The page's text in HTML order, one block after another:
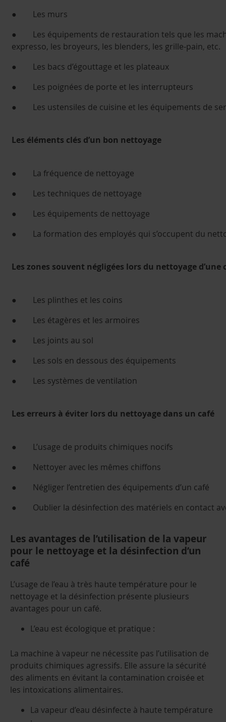
● Les murs
● Les équipements de restauration tels que les
expresso, les broyeurs, les blenders, les grille-pain, etc.
● Les bacs d’égouttage et les plateaux
● Les poignées de porte et les interrupteurs
● Les ustensiles de cuisine et les équipements de
Les éléments clés d’un bon nettoyage
● La fréquence de nettoyage
● Les techniques de nettoyage
● Les équipements de nettoyage
● La formation des employés qui s’occupent du
Les zones souvent négligées lors du nettoyage d’une
● Les plinthes et les coins
● Les étagères et les armoires
● Les joints au sol
● Les sols en dessous des équipements
● Les systèmes de ventilation
Les erreurs à éviter lors du nettoyage dans un café
● L’usage de produits chimiques nocifs
● Nettoyer avec les mêmes chiffons
● Négliger l’entretien des équipements d’un café
● Oublier la désinfection des matériels en contact
Les avantages de l’utilisation de la vapeur
pour le nettoyage et la désinfection d’un
café
L’usage de l’eau à très haute température pour le
nettoyage et la désinfection présente plusieurs
avantages pour un café.
L’eau est écologique et pratique :
La machine à vapeur ne nécessite pas l’utilisation de
produits chimiques agressifs. Elle assure la sécurité
des aliments en évitant la contamination croisée et
les intoxications alimentaires.
La vapeur d’eau désinfecte à haute température